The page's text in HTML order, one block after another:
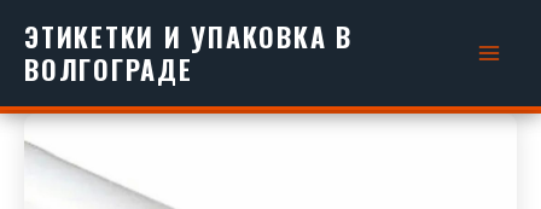
содержимому
ЭТИКЕТКИ И УПАКОВКА В
ВОЛГОГРАДЕ